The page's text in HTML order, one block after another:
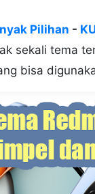
Pilihan -
sekali tema
bisa